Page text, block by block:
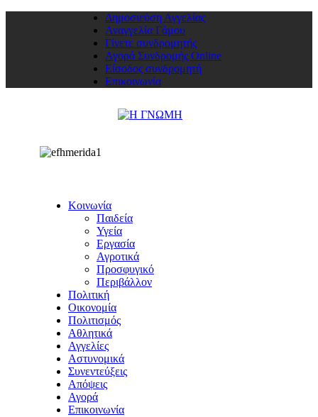
Δημοσιεύση Αγγελίας
Αναγγελία Γάμου
Γίνετε συνδρομητής
Αγορά Συνδρομής Online
Είσοδος συνδρομητή
Επικοινωνία
Κοινωνία
Παιδεία
Υγεία
Εργασία
Αγροτικά
Προσφυγικό
Περιβάλλον
Πολιτική
Οικονομία
Πολιτισμός
Αθλητικά
Αγγελίες
Αστυνομικά
Συνεντεύξεις
Απόψεις
Αγορά
Επικοινωνία